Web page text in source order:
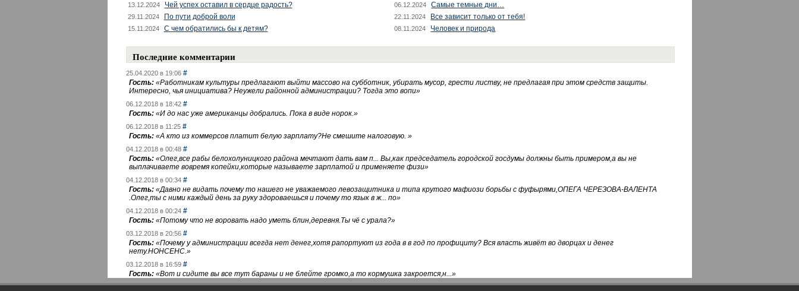
13.12.2024 Чей успех оставил в сердце радость? 06.12.2024 Самые темные дни…
29.11.2024 По пути доброй воли 22.11.2024 Все зависит только от тебя!
15.11.2024 С чем обратились бы к детям? 08.11.2024 Человек и природа
Последние комментарии
25.04.2020 в 19:06 #
Гость: «Работникам культуры предлагают выйти массово на субботник, убирать мусор, грести листву, не предлагая при этом средств защиты.
Интересно, чья инициатива? Неужели районной администрации? Тогда это вопи»
06.12.2018 в 18:42 #
Гость: «И до нас уже американцы добрались. Пока в виде норок.»
06.12.2018 в 11:25 #
Гость: «А кто из коммерсов платит белую зарплату?Не смешите налоговую. »
04.12.2018 в 00:48 #
Гость: «Олег,все рабы белохолуницкого района мечтают дать вам п... Вы,как председатель городской госдумы должны быть примером,а вы не
выплачиваете вовремя копейки,которые называете зарплатой и применяете физи»
04.12.2018 в 00:34 #
Гость: «Давно не видать почему то нашего не уважаемого левозащитника и типа крутого мафиози борьбы с фуфырями,ОПЕГА ЧЕРЕЗОВА-ВАЛЕНТА
.Олег,ты с ними каждый день за руку здороваешься и почему то язык в ж... по»
04.12.2018 в 00:24 #
Гость: «Потому что не воровать надо уметь блин,деревня.Ты чё с урала?»
03.12.2018 в 20:56 #
Гость: «Почему у администрации всегда нет денег,хотя рапортуют из года в в год по профициту? Вся власть живёт во дворцах и денег
нету.НОНСЕНС.»
03.12.2018 в 16:59 #
Гость: «Вот и сидите вы все тут бараны и не блейте громко,а то кормушка закроется,н...»